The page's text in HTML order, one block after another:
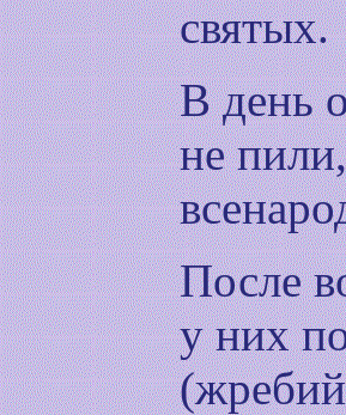
святых.
В день
не
После
у них